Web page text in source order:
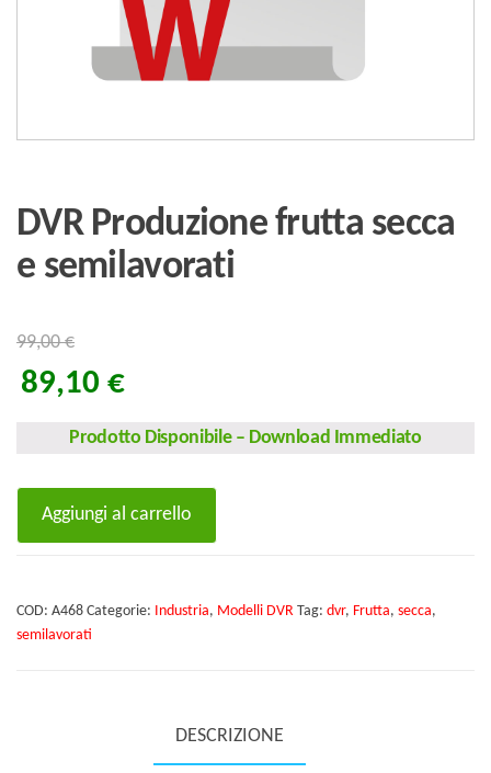
DVR Produzione frutta secca
e semilavorati
99,00€
89,10 €
Prodotto Disponibile – Download Immediato
Aggiungi al carrello
COD: A468 Categorie: Industria, Modelli DVR Tag: dvr, Frutta, secca,
semilavorati
DESCRIZIONE